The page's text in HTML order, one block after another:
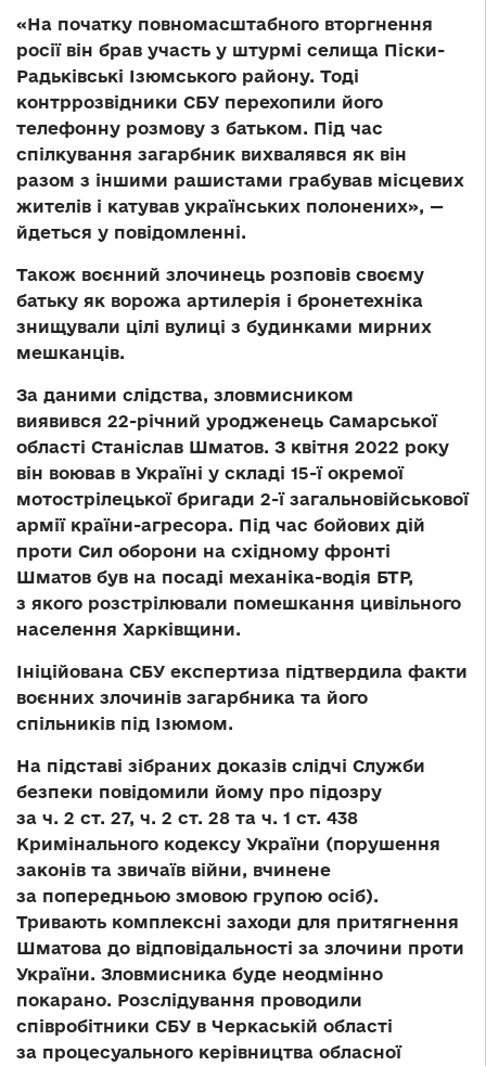
«На початку повномасштабного вторгнення
росії він брав участь у штурмі селища Піски-
Радьківські Ізюмського району. Тоді
контррозвідники СБУ перехопили його
телефонну розмову з батьком. Під час
спілкування загарбник вихвалявся як він
разом з іншими рашистами грабував місцевих
жителів і катував українських полонених», —
йдеться у повідомленні.
Також воєнний злочинець розповів своєму
батьку як ворожа артилерія і бронетехніка
знищували цілі вулиці з будинками мирних
мешканців.
За даними слідства, зловмисником
виявився 22-річний уродженець Самарської
області Станіслав Шматов. З квітня 2022 року
він воював в Україні у складі 15-ї окремої
мотострілецької бригади 2-ї загальновійськової
армії країни-агресора. Під час бойових дій
проти Сил оборони на східному фронті
Шматов був на посаді механіка-водія БТР,
з якого розстрілювали помешкання цивільного
населення Харківщини.
Ініційована СБУ експертиза підтвердила факти
воєнних злочинів загарбника та його
спільників під Ізюмом.
На підставі зібраних доказів слідчі Служби
безпеки повідомили йому про підозру
за ч. 2 ст. 27, ч. 2 ст. 28 та ч. 1 ст. 438
Кримінального кодексу України (порушення
законів та звичаїв війни, вчинене
за попередньою змовою групою осіб).
Тривають комплексні заходи для притягнення
Шматова до відповідальності за злочини проти
України. Зловмисника буде неодмінно
покарано. Розслідування проводили
співробітники СБУ в Черкаській області
за процесуального керівництва обласної